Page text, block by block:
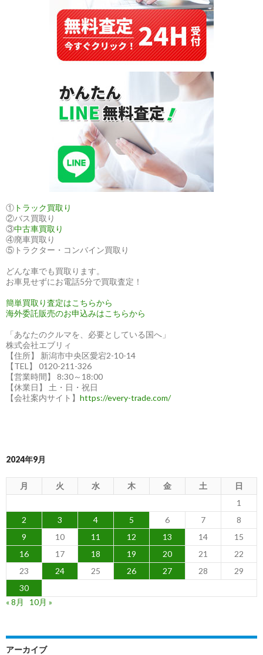
て、
賢
く
買
い
え！
高
価
取
り
は
ブ
ィ
に
任
せ
① トラック買取り
②バス買取り
③中古車買取り
④廃車買取り
⑤トラクター・コンバイン買取り
どんな車でも買取ります。
お車見せずにお電話5分で買取査定！
簡単買取り査定はこちらから
海外委託販売のお申込みはこちらから
「あなたのクルマを、必要としている国へ」
株式会社エブリィ
【住所】 新潟市中央区愛宕2-10-14
【TEL】 0120-211-326
【営業時間】 8:30～18:00
【休業日】 土・日・祝日
【会社案内サイト】 https://every-trade.com/
2024年9月
月 火 水 木 金 土
日
1
2
3 4 5 6 7
8
9
10 11 12 13 14
15
16
17 18 19 20 21
22
23
24 25 26 27 28
29
30
« 8月
10月 »
アーカイブ